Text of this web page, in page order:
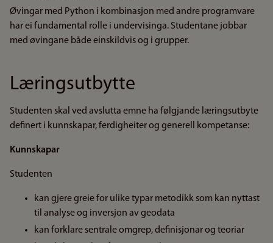
Øvingar med Python i kombinasjon med andre programvare
har ei fundamental rolle i undervisinga. Studentane jobbar
med øvingane både einskildvis og i grupper.
Læringsutbytte
Studenten skal ved avslutta emne ha følgjande læringsutbyte
definert i kunnskapar, ferdigheiter og generell kompetanse:
Kunnskapar
Studenten
kan gjere greie for ulike typar metodikk som kan nyttast
til analyse og inversjon av geodata
kan forklare sentrale omgrep, definisjonar og teoriar